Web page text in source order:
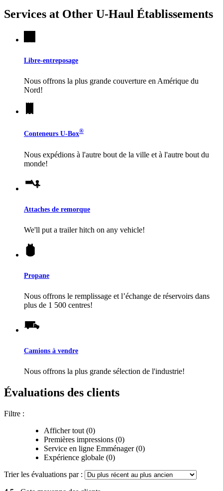
Services at Other U-Haul Établissements
Libre-entreposage
Nous offrons la plus grande couverture en Amérique du
Nord!
Conteneurs U-Box®
Nous expédions à l'autre bout de la ville et à l'autre bout du
monde!
Attaches de remorque
We'll put a trailer hitch on any vehicle!
Propane
Nous offrons le remplissage et l’échange de réservoirs dans
plus de 1 500 centres!
Camions à vendre
Nous offrons la plus grande sélection de l'industrie!
Évaluations des clients
Filtre :
Afficher tout (0)
Premières impressions (0)
Service en ligne Emménager (0)
Expérience globale (0)
Trier les évaluations par :